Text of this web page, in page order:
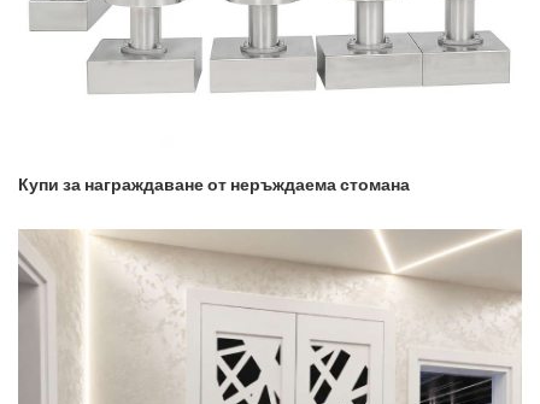
Купи за награждаване от неръждаема стомана